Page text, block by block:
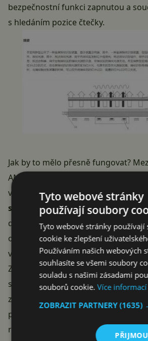
bezpečnostní funkci zapnutou a
s hledáním pozice čtečky.
Jak by to mělo přesně fungovat?
AMOLED panel a dotykovou vrstvu
vpravit
mřížku infračervených LED
senzorů (přijímačů). Jakmile se
displeje prstem, software rozpozná
okraje, „prosvítí“ si jej a podle
vyhodnotí, zda jde o otisk uložený v
Zjednodušeně řečeno jde o rozšíření
stávajících řešení. Doufáme, že toto
zkusí zavést. Nutno podotknout, že
patent měl před lety i Huawei, ale u
realizace na bodu mrazu.
Tyto webové stránky
používají soubory
Tyto webové stránky používají
cookie ke zlepšení
Používáním našich webových
souhlasíte se všemi soubory
souladu s našimi zásadami
souborů cookie.Více informací
ZOBRAZIT PARTNERY(1635)